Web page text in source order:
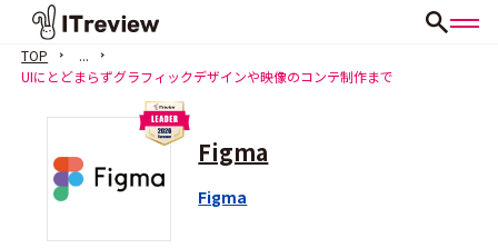
TOP
...
UIにとどまらずグラフィックデザインや映像のコンテ制作まで
Figma
Figma